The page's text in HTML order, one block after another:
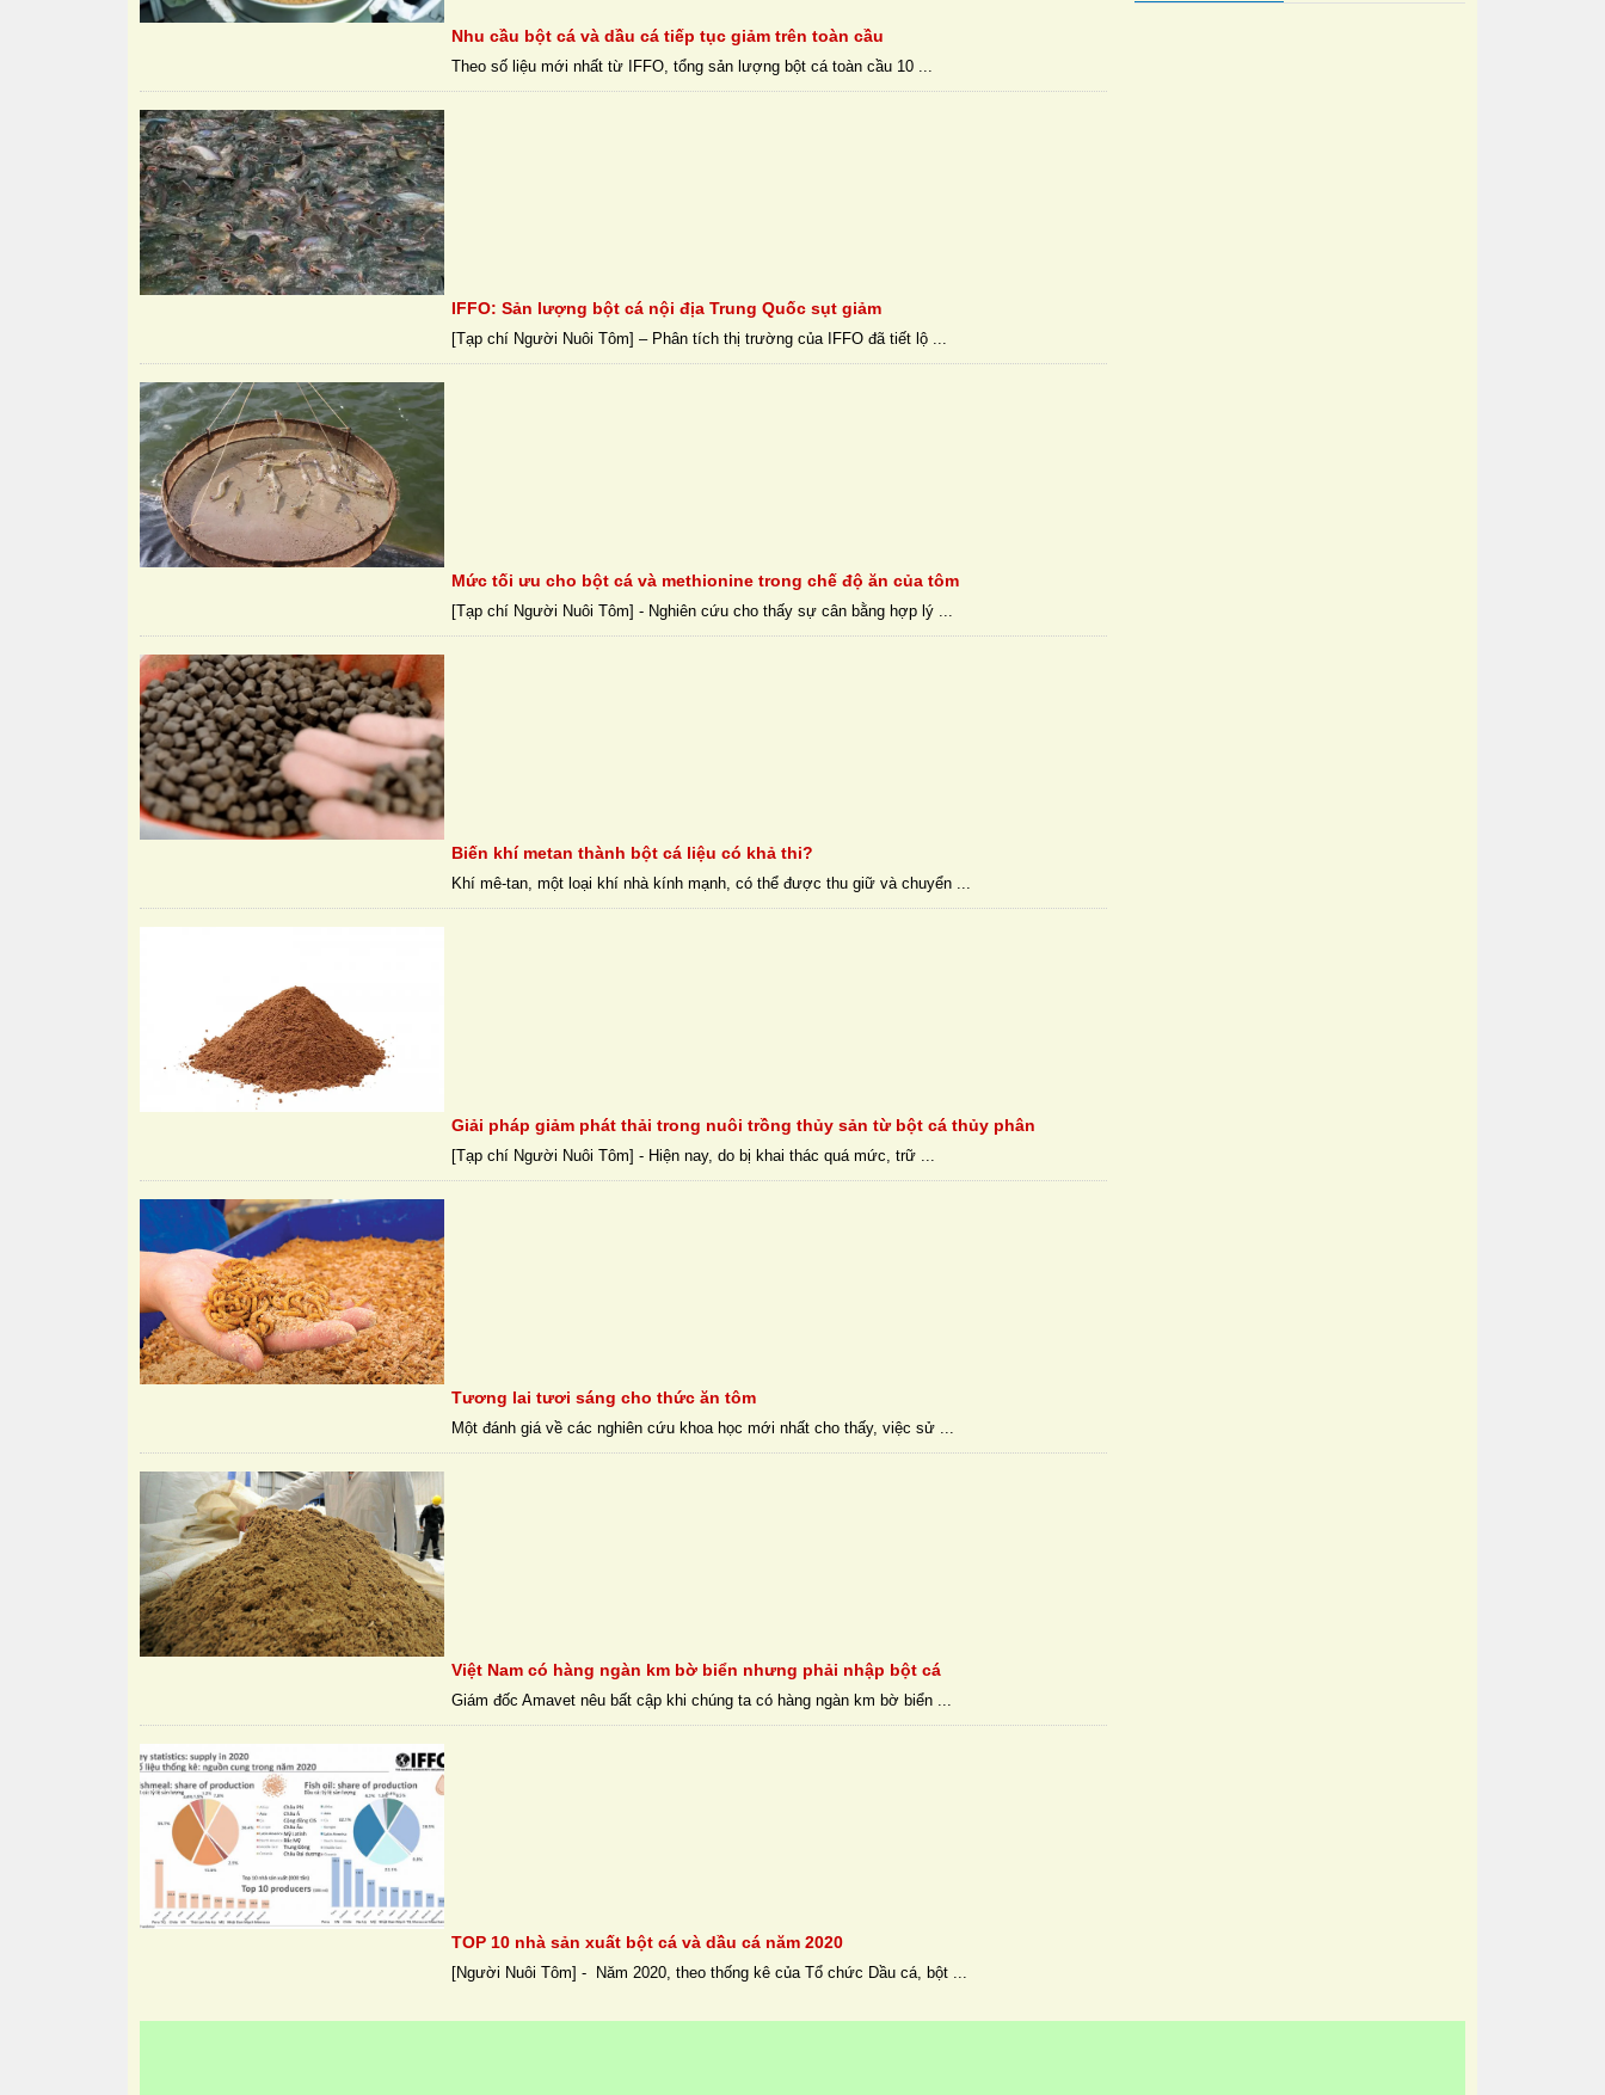
Nhu cầu bột cá và dầu cá tiếp tục giảm trên toàn cầu
Theo số liệu mới nhất từ ​​IFFO, tổng sản lượng bột cá toàn cầu 10 ...
IFFO: Sản lượng bột cá nội địa Trung Quốc sụt giảm
[Tạp chí Người Nuôi Tôm] – Phân tích thị trường của IFFO đã tiết lộ ...
Mức tối ưu cho bột cá và methionine trong chế độ ăn của tôm
[Tạp chí Người Nuôi Tôm] - Nghiên cứu cho thấy sự cân bằng hợp lý ...
Biến khí metan thành bột cá liệu có khả thi?
Khí mê-tan, một loại khí nhà kính mạnh, có thể được thu giữ và chuyển ...
Giải pháp giảm phát thải trong nuôi trồng thủy sản từ bột cá thủy phân
[Tạp chí Người Nuôi Tôm] - Hiện nay, do bị khai thác quá mức, trữ ...
Tương lai tươi sáng cho thức ăn tôm
Một đánh giá về các nghiên cứu khoa học mới nhất cho thấy, việc sử ...
Việt Nam có hàng ngàn km bờ biển nhưng phải nhập bột cá
Giám đốc Amavet nêu bất cập khi chúng ta có hàng ngàn km bờ biển ...
TOP 10 nhà sản xuất bột cá và dầu cá năm 2020
[Người Nuôi Tôm] - Năm 2020, theo thống kê của Tổ chức Dầu cá, bột ...